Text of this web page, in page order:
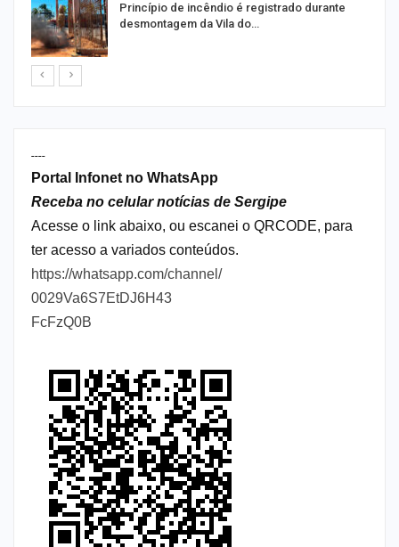
Princípio de incêndio é registrado durante
desmontagem da Vila do…
----
Portal Infonet no WhatsApp
Receba no celular notícias de Sergipe
Acesse o link abaixo, ou escanei o QRCODE, para
ter acesso a variados conteúdos.
https://whatsapp.com/channel/
0029Va6S7EtDJ6H43
FcFzQ0B